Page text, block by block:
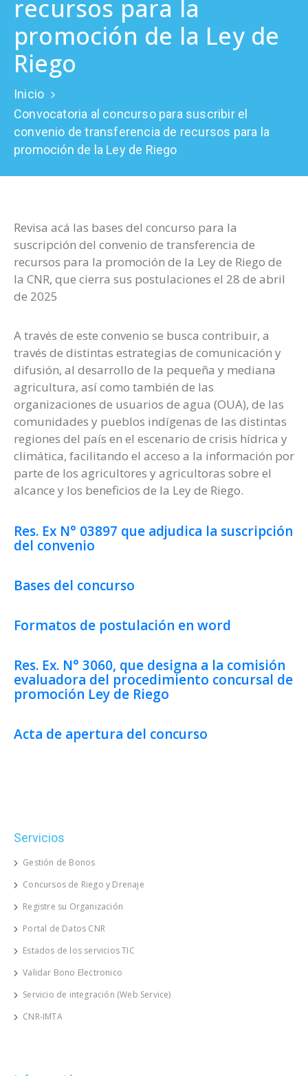
Prensa
recursos para la
promoción de la Ley de
Riego
Inicio
Convocatoria al concurso para suscribir el
convenio de transferencia de recursos para la
promoción de la Ley de Riego
Revisa acá las bases del concurso para la
suscripción del convenio de transferencia de
recursos para la promoción de la Ley de Riego de
la CNR, que cierra sus postulaciones el 28 de abril
de 2025
A través de este convenio se busca contribuir, a
través de distintas estrategias de comunicación y
difusión, al desarrollo de la pequeña y mediana
agricultura, así como también de las
organizaciones de usuarios de agua (OUA), de las
comunidades y pueblos indígenas de las distintas
regiones del país en el escenario de crisis hídrica y
climática, facilitando el acceso a la información por
parte de los agricultores y agricultoras sobre el
alcance y los beneficios de la Ley de Riego.
Res. Ex N° 03897 que adjudica la suscripción
del convenio
Bases del concurso
Formatos de postulación en word
Res. Ex. N° 3060, que designa a la comisión
evaluadora del procedimiento concursal de
promoción Ley de Riego
Acta de apertura del concurso
Servicios
Gestión de Bonos
Concursos de Riego y Drenaje
Registre su Organización
Portal de Datos CNR
Estados de los servicios TIC
Validar Bono Electronico
Servicio de integración (Web Service)
CNR-IMTA